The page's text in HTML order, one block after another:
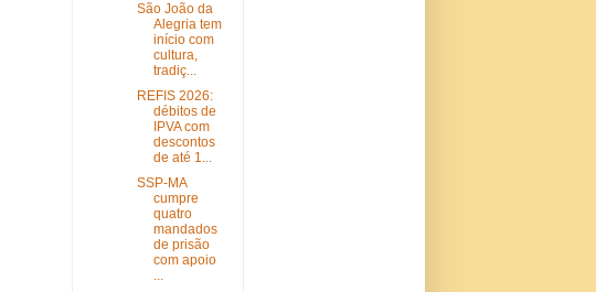
São João da
Alegria tem
início com
cultura,
tradiç...
REFIS 2026:
débitos de
IPVA com
descontos
de até 1...
SSP-MA
cumpre
quatro
mandados
de prisão
com apoio
...